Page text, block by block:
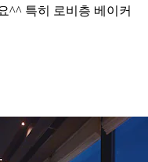
^^ 특히 로비층 베이커